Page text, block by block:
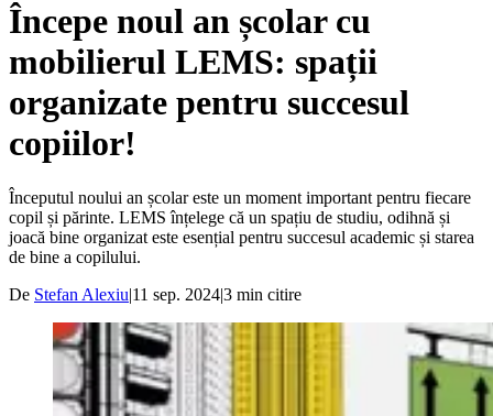
Începe noul an școlar cu
mobilierul LEMS: spații
organizate pentru succesul
copiilor!
Începutul noului an școlar este un moment important pentru fiecare
copil și părinte. LEMS înțelege că un spațiu de studiu, odihnă și
joacă bine organizat este esențial pentru succesul academic și starea
de bine a copilului.
De Stefan Alexiu|11 sep. 2024|3 min citire